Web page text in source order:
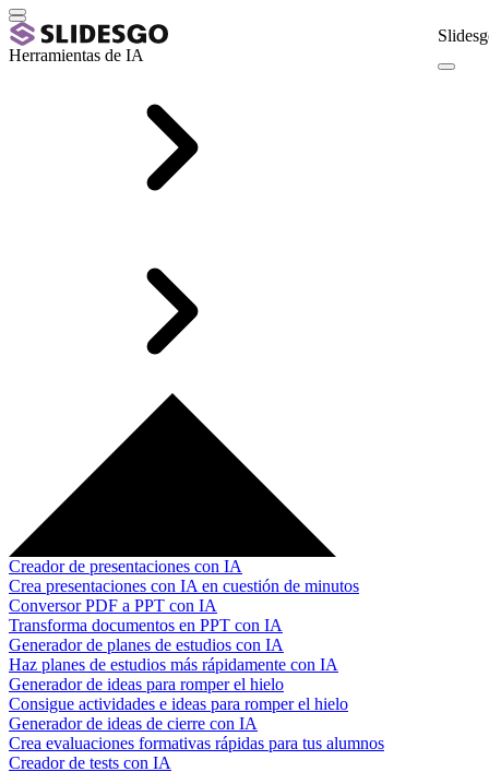
Herramientas de IA
Creador de presentaciones con IA
Crea presentaciones con IA en cuestión de minutos
Conversor PDF a PPT con IA
Transforma documentos en PPT con IA
Generador de planes de estudios con IA
Haz planes de estudios más rápidamente con IA
Generador de ideas para romper el hielo
Consigue actividades e ideas para romper el hielo
Generador de ideas de cierre con IA
Crea evaluaciones formativas rápidas para tus alumnos
Creador de tests con IA